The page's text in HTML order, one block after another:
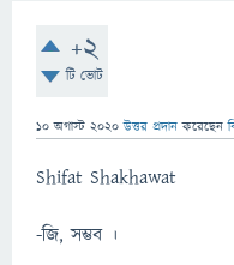
+2
টি ভোট
10 অগাস্ট 2020 উত্তর প্রদান করেছেন
Shifat Shakhawat
-জি, সম্ভব ।